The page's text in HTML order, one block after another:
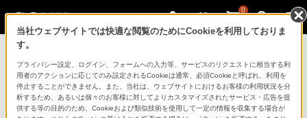
0
ソニーストアのご利用ガイド
ご利用ガイドでは、ソニーストアのご利用方法・サービ
スに関しまとめてご案内しております。
当社ウェブサイトでは快適な閲覧のためにCookieを利用しておりま
す。
プライバシー設定、ログイン、フォームへの入力等、サービスのリクエストに相当する利
用者のアクションに応じてのみ設定されるCookieは通常、必須Cookieと呼ばれ、利用を
停止することができません。また、当社は、ウェブサイトにおけるお客様の利用状況を分
析するため、あるいは個々のお客様に対してよりカスタマイズされたサービス・広告を提
供する等の目的のため、Cookieおよび類似技術を使用して一定の情報を収集する場合が